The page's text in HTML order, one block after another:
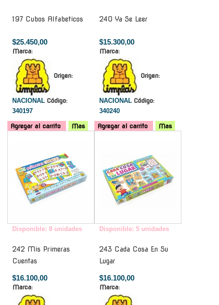
197 Cubos Alfabeticos
$25.450,00
Marca:
Origen:
NACIONAL Código:
340197
Agregar al carrito Mas
240 Ya Se Leer
$15.300,00
Marca:
Origen:
NACIONAL Código:
340240
Agregar al carrito
Mas
Disponible: 8 unidades
242 Mis Primeras
Cuentas
$16.100,00
Marca:
Disponible: 5 unidades
243 Cada Cosa En Su
Lugar
$16.100,00
Marca: